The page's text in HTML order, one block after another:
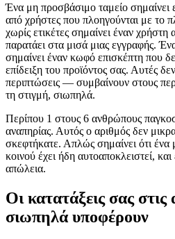
Ένα μη προσβάσιμο ταμείο σημαίνει
από χρήστες που πλοηγούνται με το
χωρίς ετικέτες σημαίνει έναν
παρατάει στα μισά μιας εγγραφής.
σημαίνει έναν κωφό επισκέπτη που
επίδειξη του προϊόντος σας. Αυτές
περιπτώσεις — συμβαίνουν στους
τη στιγμή, σιωπηλά.
Περίπου 1 στους 6 ανθρώπους
αναπηρίας. Αυτός ο αριθμός δεν
σκεφτήκατε. Απλώς σημαίνει ότι ένα
κοινού έχει ήδη αυτοαποκλειστεί,
απώλεια.
Οι κατατάξεις σας στις
σιωπηλά υποφέρουν